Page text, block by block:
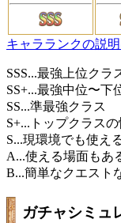
キャラランクの説
SSS...最強上位クラ
SS+...最強中位〜下
SS...準最強クラス
S+...トップクラス
S...現環境でも使え
A...使える場面もあ
B...簡単なクエスト
ガチャシミュ